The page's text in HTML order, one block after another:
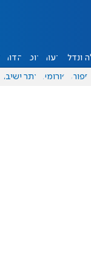
ונדל"ן דעות אוכל יהדות
ספורט פורומים אתר ישיבה